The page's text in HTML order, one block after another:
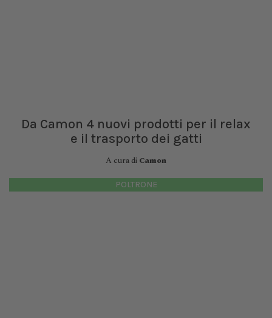
Da Camon 4 nuovi prodotti per il relax
e il trasporto dei gatti
A cura di Camon
POLTRONE